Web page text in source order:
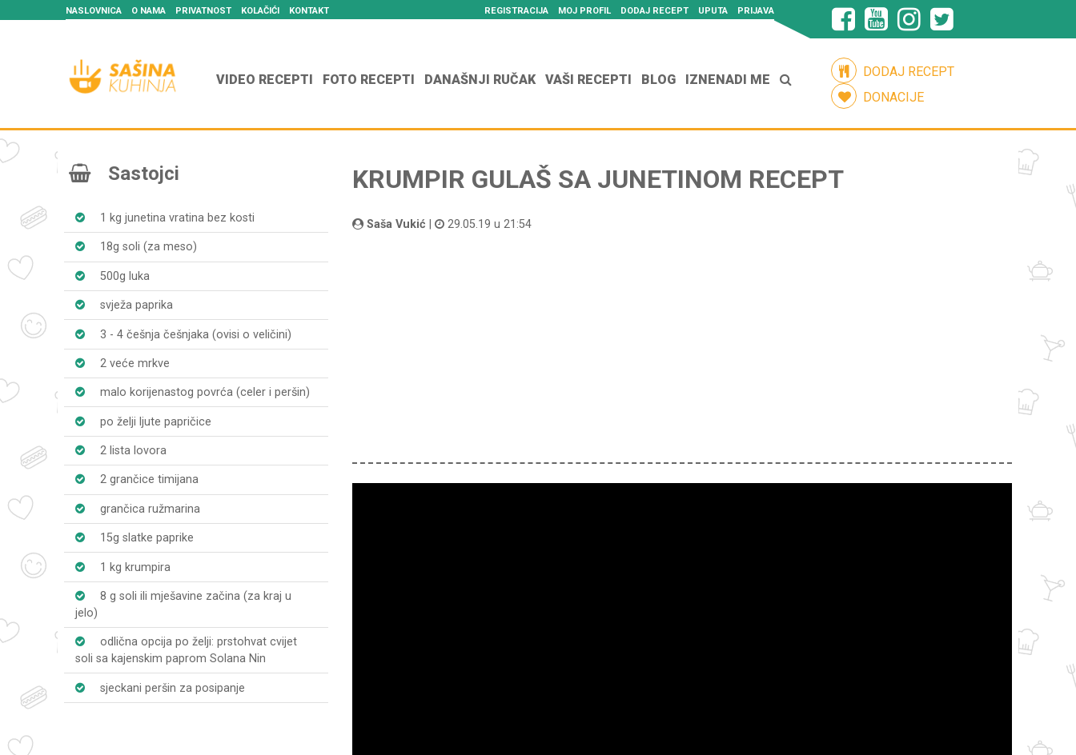
NASLOVNICA O NAMA PRIVATNOST KOLAČIĆI KONTAKT REGISTRACIJA MOJ PROFIL DODAJ RECEPT UPUTA PRIJAVA
VIDEO RECEPTI FOTO RECEPTI DANAŠNJI RUČAK VAŠI RECEPTI BLOG IZNENADI ME
DODAJ RECEPT
DONACIJE
Sastojci
1 kg junetina vratina bez kosti
18g soli (za meso)
500g luka
svježa paprika
3 - 4 češnja češnjaka (ovisi o veličini)
2 veće mrkve
malo korijenastog povrća (celer i peršin)
po želji ljute papričice
2 lista lovora
2 grančice timijana
grančica ružmarina
15g slatke paprike
1 kg krumpira
8 g soli ili mješavine začina (za kraj u
jelo)
odlična opcija po želji: prstohvat cvijet
soli sa kajenskim paprom Solana Nin
sjeckani peršin za posipanje
KRUMPIR GULAŠ SA JUNETINOM RECEPT
Saša Vukić 29.05.19 u 21:54